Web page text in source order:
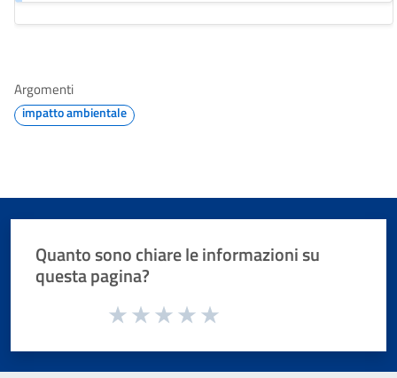
Argomenti
impatto ambientale
Quanto sono chiare le informazioni su
questa pagina?
Valuta da 1 a 5 stelle la pagina